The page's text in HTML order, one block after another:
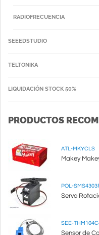
RADIOFRECUENCIA
SEEEDSTUDIO
TELTONIKA
LIQUIDACIÓN STOCK 50%
PRODUCTOS
ATL-MKYCLS
Makey
POL-
Servo
SEE-
Sensor de